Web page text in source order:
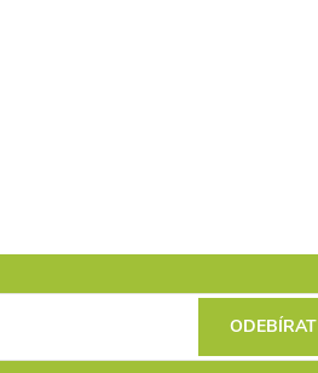
ODEBÍRAT